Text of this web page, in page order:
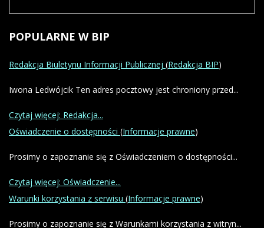
POPULARNE W BIP
Redakcja Biuletynu Informacji Publicznej (Redakcja BIP)
Iwona Ledwójcik Ten adres pocztowy jest chroniony przed...
Czytaj więcej: Redakcja...
Oświadczenie o dostępności (Informacje prawne)
Prosimy o zapoznanie się z Oświadczeniem o dostępności...
Czytaj więcej: Oświadczenie...
Warunki korzystania z serwisu (Informacje prawne)
Prosimy o zapoznanie się z Warunkami korzystania z witryn...